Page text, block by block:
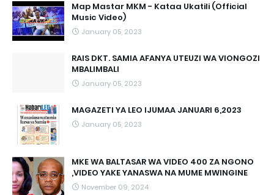
Map Mastar MKM - Kataa Ukatili (Official
Music Video)
January 05, 2023
RAIS DKT. SAMIA AFANYA UTEUZI WA VIONGOZI
MBALIMBALI
January 05, 2023
MAGAZETI YA LEO IJUMAA JANUARI 6,2023
January 05, 2023
MKE WA BALTASAR WA VIDEO 400 ZA NGONO
,VIDEO YAKE YANASWA NA MUME MWINGINE
November 09, 2024